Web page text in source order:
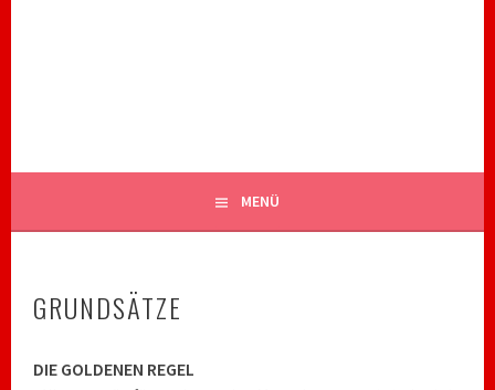
MENÜ
GRUNDSÄTZE
DIE GOLDENEN REGEL